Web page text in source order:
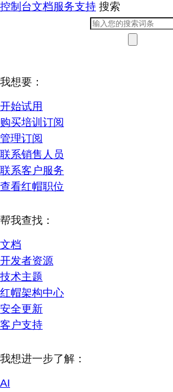
控制台文档服务支持 搜索
我想要：
开始试用
购买培训订阅
管理订阅
联系销售人员
联系客户服务
查看红帽职位
帮我查找：
文档
开发者资源
技术主题
红帽架构中心
安全更新
客户支持
我想进一步了解：
AI